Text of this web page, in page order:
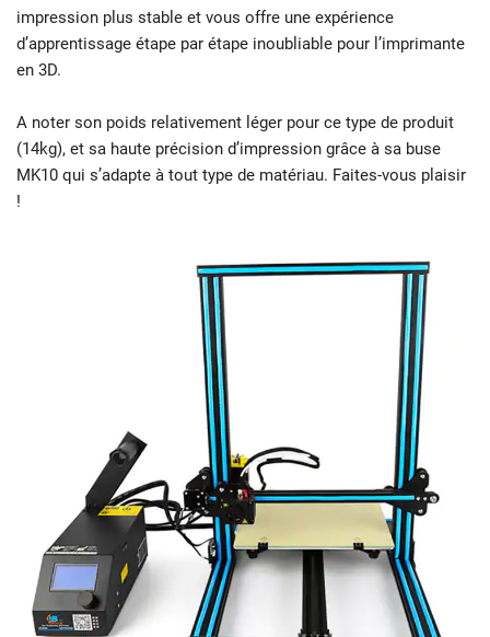
impression plus stable et vous offre une expérience
d’apprentissage étape par étape inoubliable pour l’imprimante
en 3D.
A noter son poids relativement léger pour ce type de produit
(14kg), et sa haute précision d’impression grâce à sa buse
MK10 qui s’adapte à tout type de matériau. Faites-vous plaisir
!